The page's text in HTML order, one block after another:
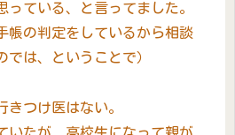
っている、と言ってました。
帳の判定をしているから相談
では、ということで）
きつけ医はない。